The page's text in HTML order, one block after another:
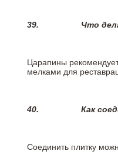
39. Что
Царапины
мелками для
40. Как
Соединить плитку